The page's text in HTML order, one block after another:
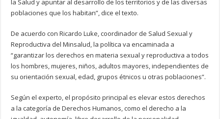
la Salud y apuntar al desarrollo de los territorios y de las diversas
poblaciones que los habitan”, dice el texto.
De acuerdo con Ricardo Luke, coordinador de Salud Sexual y
Reproductiva del Minsalud, la política va encaminada a
“garantizar los derechos en materia sexual y reproductiva a todos
los hombres, mujeres, niños, adultos mayores, independientes de
su orientación sexual, edad, grupos étnicos u otras poblaciones”.
Según el experto, el propósito principal es elevar estos derechos
a la categoría de Derechos Humanos, como el derecho a la